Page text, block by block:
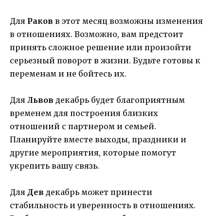
Для Раков в этот месяц возможны изменения
в отношениях. Возможно, вам предстоит
принять сложное решение или произойти
серьезный поворот в жизни. Будьте готовы к
переменам и не бойтесь их.
Для Львов декабрь будет благоприятным
временем для построения близких
отношений с партнером и семьей.
Планируйте вместе выходы, праздники и
другие мероприятия, которые помогут
укрепить вашу связь.
Для Дев декабрь может принести
стабильность и уверенность в отношениях.